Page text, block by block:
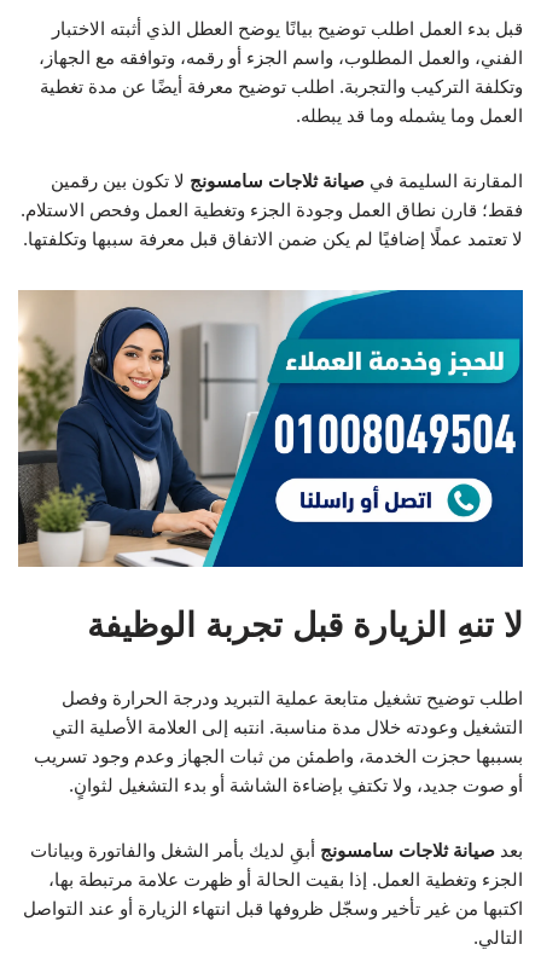
قبل بدء العمل اطلب توضيح بيانًا يوضح العطل الذي أثبته الاختبار
الفني، والعمل المطلوب، واسم الجزء أو رقمه، وتوافقه مع الجهاز،
وتكلفة التركيب والتجربة. اطلب توضيح معرفة أيضًا عن مدة تغطية
العمل وما يشمله وما قد يبطله.
المقارنة السليمة في صيانة ثلاجات سامسونج لا تكون بين رقمين
فقط؛ قارن نطاق العمل وجودة الجزء وتغطية العمل وفحص الاستلام.
لا تعتمد عملًا إضافيًا لم يكن ضمن الاتفاق قبل معرفة سببها وتكلفتها.
لا تنهِ الزيارة قبل تجربة الوظيفة
اطلب توضيح تشغيل متابعة عملية التبريد ودرجة الحرارة وفصل
التشغيل وعودته خلال مدة مناسبة. انتبه إلى العلامة الأصلية التي
بسببها حجزت الخدمة، واطمئن من ثبات الجهاز وعدم وجود تسريب
أو صوت جديد، ولا تكتفِ بإضاءة الشاشة أو بدء التشغيل لثوانٍ.
بعد صيانة ثلاجات سامسونج أبقِ لديك بأمر الشغل والفاتورة وبيانات
الجزء وتغطية العمل. إذا بقيت الحالة أو ظهرت علامة مرتبطة بها،
اكتبها من غير تأخير وسجّل ظروفها قبل انتهاء الزيارة أو عند التواصل
التالي.